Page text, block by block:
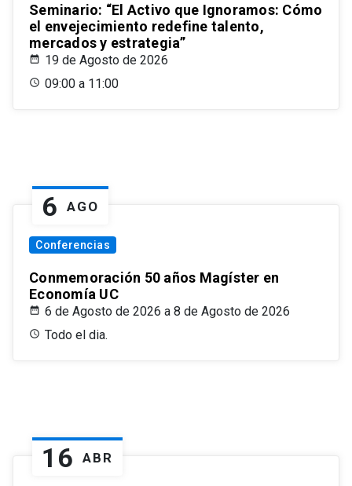
Seminario: “El Activo que Ignoramos: Cómo
el envejecimiento redefine talento,
mercados y estrategia”
19 de Agosto de 2026
09:00 a 11:00
6 AGO
Conferencias
Conmemoración 50 años Magíster en
Economía UC
6 de Agosto de 2026 a 8 de Agosto de 2026
Todo el dia.
16 ABR